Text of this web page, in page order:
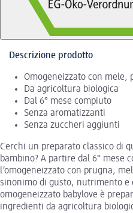
Descrizione prodotto
Omogeneizzato con mele,
Da agricoltura biologica
Dal 6° mese compiuto
Senza aromatizzanti
Senza zuccheri aggiunti
Cerchi un preparato classico di
bambino? A partire dal 6° mese
l’omogeneizzato con prugna,
sinonimo di gusto, nutrimento e
omogeneizzato babylove è
ingredienti da agricoltura